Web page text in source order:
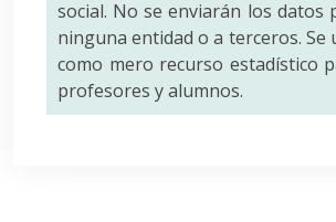
social. No se enviarán los datos
ninguna entidad o a terceros. Se
como mero recurso estadístico
profesores y alumnos.